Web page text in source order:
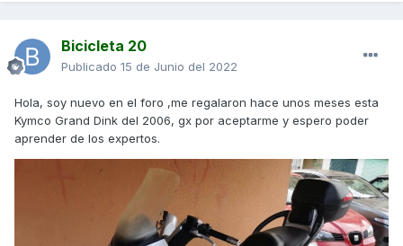
Bicicleta 20
Publicado 15 de Junio del 2022
Hola, soy nuevo en el foro ,me regalaron hace unos meses esta
Kymco Grand Dink del 2006, gx por aceptarme y espero poder
aprender de los expertos.